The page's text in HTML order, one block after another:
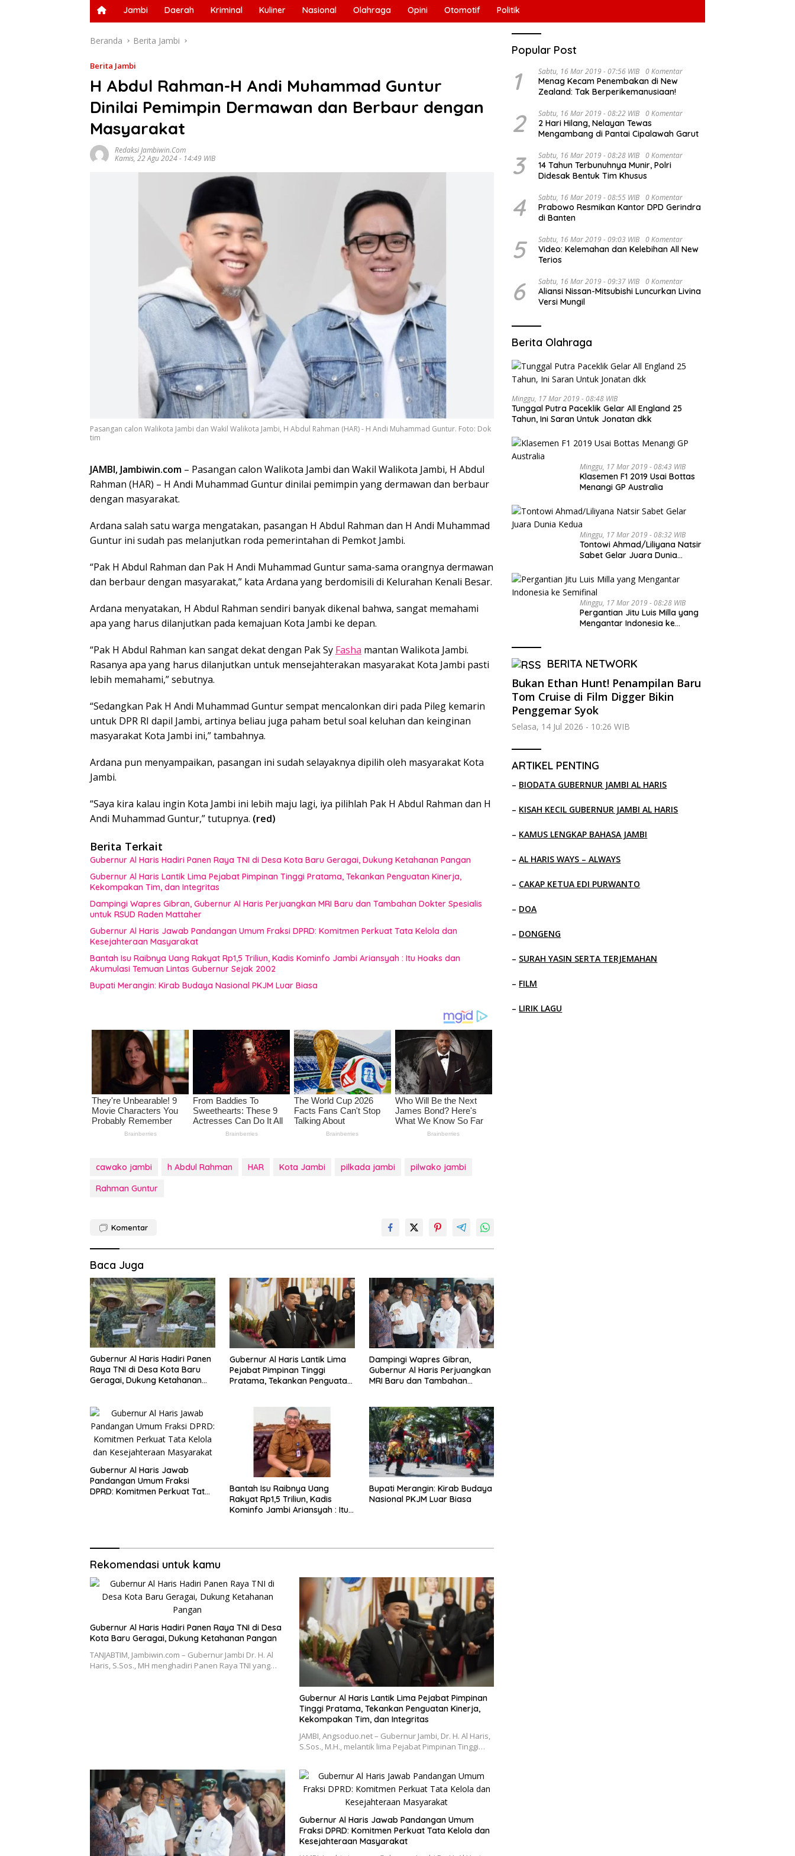
Jambi Daerah Kriminal Kuliner Nasional Olahraga Opini Otomotif Politik
Beranda Berita Jambi
Berita Jambi
H Abdul Rahman-H Andi Muhammad Guntur
Dinilai Pemimpin Dermawan dan Berbaur dengan
Masyarakat
Redaksi Jambiwin.com
Kamis, 22 Agu 2024 - 14:49 WIB
Pasangan calon Walikota Jambi dan Wakil Walikota Jambi, H Abdul Rahman (HAR) - H Andi Muhammad Guntur. Foto: Dok
tim
JAMBI, Jambiwin.com – Pasangan calon Walikota Jambi dan Wakil Walikota Jambi, H Abdul
Rahman (HAR) – H Andi Muhammad Guntur dinilai pemimpin yang dermawan dan berbaur
dengan masyarakat.
Ardana salah satu warga mengatakan, pasangan H Abdul Rahman dan H Andi Muhammad
Guntur ini sudah pas melanjutkan roda pemerintahan di Pemkot Jambi.
“Pak H Abdul Rahman dan Pak H Andi Muhammad Guntur sama-sama orangnya dermawan
dan berbaur dengan masyarakat,” kata Ardana yang berdomisili di Kelurahan Kenali Besar.
Ardana menyatakan, H Abdul Rahman sendiri banyak dikenal bahwa, sangat memahami
apa yang harus dilanjutkan pada kemajuan Kota Jambi ke depan.
“Pak H Abdul Rahman kan sangat dekat dengan Pak Sy Fasha mantan Walikota Jambi.
Rasanya apa yang harus dilanjutkan untuk mensejahterakan masyarakat Kota Jambi pasti
lebih memahami,” sebutnya.
“Sedangkan Pak H Andi Muhammad Guntur sempat mencalonkan diri pada Pileg kemarin
untuk DPR RI dapil Jambi, artinya beliau juga paham betul soal keluhan dan keinginan
masyarakat Kota Jambi ini,” tambahnya.
Ardana pun menyampaikan, pasangan ini sudah selayaknya dipilih oleh masyarakat Kota
Jambi.
“Saya kira kalau ingin Kota Jambi ini lebih maju lagi, iya pilihlah Pak H Abdul Rahman dan H
Andi Muhammad Guntur,” tutupnya. (red)
Berita Terkait
Gubernur Al Haris Hadiri Panen Raya TNI di Desa Kota Baru Geragai, Dukung Ketahanan Pangan
Gubernur Al Haris Lantik Lima Pejabat Pimpinan Tinggi Pratama, Tekankan Penguatan Kinerja,
Kekompakan Tim, dan Integritas
Dampingi Wapres Gibran, Gubernur Al Haris Perjuangkan MRI Baru dan Tambahan Dokter Spesialis
untuk RSUD Raden Mattaher
Gubernur Al Haris Jawab Pandangan Umum Fraksi DPRD: Komitmen Perkuat Tata Kelola dan
Kesejahteraan Masyarakat
Bantah Isu Raibnya Uang Rakyat Rp1,5 Triliun, Kadis Kominfo Jambi Ariansyah : Itu Hoaks dan
Akumulasi Temuan Lintas Gubernur Sejak 2002
Bupati Merangin: Kirab Budaya Nasional PKJM Luar Biasa
cawako jambi h Abdul Rahman HAR Kota Jambi pilkada jambi
pilwako jambi
Rahman Guntur
Komentar
Baca Juga
Gubernur Al Haris Hadiri Panen
Raya TNI di Desa Kota Baru
Geragai, Dukung Ketahanan
Gubernur Al Haris Lantik Lima
Pejabat Pimpinan Tinggi
Pratama, Tekankan Penguatan
Dampingi Wapres Gibran,
Gubernur Al Haris Perjuangkan
MRI Baru dan Tambahan
Gubernur Al Haris Jawab
Pandangan Umum Fraksi
DPRD: Komitmen Perkuat Tata
Bantah Isu Raibnya Uang
Rakyat Rp1,5 Triliun, Kadis
Kominfo Jambi Ariansyah : Itu
Bupati Merangin: Kirab Budaya
Nasional PKJM Luar Biasa
Rekomendasi untuk kamu
Gubernur Al Haris Hadiri Panen Raya TNI di Desa
Kota Baru Geragai, Dukung Ketahanan Pangan
TANJABTIM, Jambiwin.com – Gubernur Jambi Dr. H. Al
Haris, S.Sos., MH menghadiri Panen Raya TNI yang…
Gubernur Al Haris Lantik Lima Pejabat Pimpinan
Tinggi Pratama, Tekankan Penguatan Kinerja,
Kekompakan Tim, dan Integritas
JAMBI, Angsoduo.net – Gubernur Jambi, Dr. H. Al Haris,
S.Sos., M.H., melantik lima Pejabat Pimpinan Tinggi…
Gubernur Al Haris Jawab Pandangan Umum
Fraksi DPRD: Komitmen Perkuat Tata Kelola dan
Kesejahteraan Masyarakat
Popular Post
1 Sabtu, 16 Mar 2019 - 07:56 WIB 0 Komentar
Menag Kecam Penembakan di New
Zealand: Tak Berperikemanusiaan!
2 Sabtu, 16 Mar 2019 - 08:22 WIB 0 Komentar
2 Hari Hilang, Nelayan Tewas
Mengambang di Pantai Cipalawah Garut
3 Sabtu, 16 Mar 2019 - 08:28 WIB 0 Komentar
14 Tahun Terbunuhnya Munir, Polri
Didesak Bentuk Tim Khusus
4 Sabtu, 16 Mar 2019 - 08:55 WIB 0 Komentar
Prabowo Resmikan Kantor DPD Gerindra
di Banten
5 Sabtu, 16 Mar 2019 - 09:03 WIB 0 Komentar
Video: Kelemahan dan Kelebihan All New
Terios
6 Sabtu, 16 Mar 2019 - 09:37 WIB 0 Komentar
Aliansi Nissan-Mitsubishi Luncurkan Livina
Versi Mungil
Berita Olahraga
Minggu, 17 Mar 2019 - 08:48 WIB
Tunggal Putra Paceklik Gelar All England 25
Tahun, Ini Saran Untuk Jonatan dkk
Minggu, 17 Mar 2019 - 08:43 WIB
Klasemen F1 2019 Usai Bottas
Menangi GP Australia
Minggu, 17 Mar 2019 - 08:32 WIB
Tontowi Ahmad/Liliyana Natsir
Sabet Gelar Juara Dunia
Minggu, 17 Mar 2019 - 08:28 WIB
Pergantian Jitu Luis Milla yang
Mengantar Indonesia ke
BERITA NETWORK
Bukan Ethan Hunt! Penampilan Baru
Tom Cruise di Film Digger Bikin
Penggemar Syok
Selasa, 14 Jul 2026 - 10:26 WIB
ARTIKEL PENTING
– BIODATA GUBERNUR JAMBI AL HARIS
– KISAH KECIL GUBERNUR JAMBI AL HARIS
– KAMUS LENGKAP BAHASA JAMBI
–AL HARIS WAYS – ALWAYS
– CAKAP KETUA EDI PURWANTO
– DOA
– DONGENG
– SURAH YASIN SERTA TERJEMAHAN
– FILM
– LIRIK LAGU